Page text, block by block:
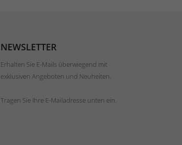
NEWSLETTER
Erhalten Sie E-Mails überwiegend mit
exklusiven Angeboten und Neuheiten.
Tragen Sie Ihre E-Mailadresse unten ein.